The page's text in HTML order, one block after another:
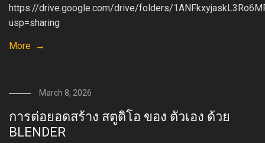
https://drive.google.com/drive/folders/
usp=sharing
More →
March 8, 2026
การต่อยอดสร้าง สตูดิโอ ของ ตัวเอง ด้วย
BLENDER